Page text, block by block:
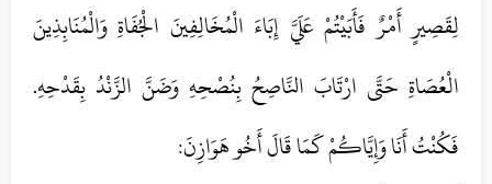
لِقَصِيرٍ أَمْرٌ فَأَبَيْتُمْ عَلَيَّ إِبَاءَ الْمُخَالِفِينَ الْجُفَاةِ وَالْمُنَابِذِينَ
الْعُصَاةِ حَتَّى ارْتَابَ النَّاصِحُ بِنُصْحِهِ وَضَنَّ الزَّنْدُ بِقَدْحِهِ.
فَكُنْتُ أَنَا وَإِيَّاكُمْ كَمَا قَالَ أَخُو هَوَازِنَ: